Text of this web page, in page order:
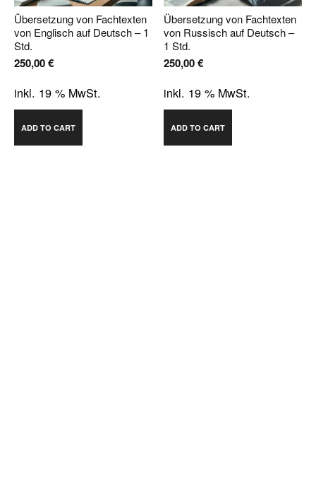
Übersetzung von Fachtexten
von Englisch auf Deutsch – 1
Std.
250,00€
inkl. 19 % MwSt.
ADD TO CART
Übersetzung von Fachtexten
von Russisch auf Deutsch –
1 Std.
250,00€
inkl. 19 % MwSt.
ADD TO CART